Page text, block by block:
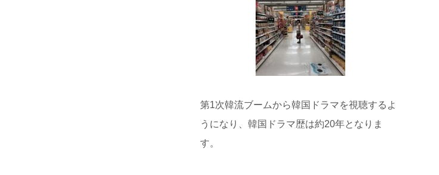
第1次韓流ブームから韓国ドラマを視聴するよ
うになり、韓国ドラマ歴は約20年となりま
す。